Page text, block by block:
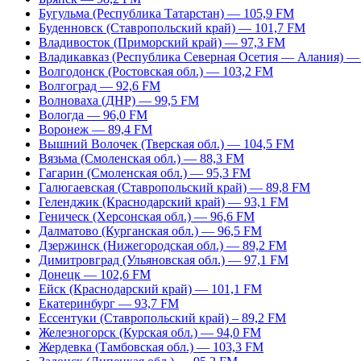
Бугульма (Республика Татарстан) — 105,9 FM
Буденновск (Ставропольский край) — 101,7 FM
Владивосток (Приморский край) — 97,3 FM
Владикавказ (Республика Северная Осетия — Алания)
Волгодонск (Ростовская обл.) — 103,2 FM
Волгоград — 92,6 FM
Волноваха (ДНР) — 99,5 FM
Вологда — 96,0 FM
Воронеж — 89,4 FM
Вышний Волочек (Тверская обл.) — 104,5 FM
Вязьма (Смоленская обл.) — 88,3 FM
Гагарин (Смоленская обл.) — 95,3 FM
Галюгаевская (Ставропольский край) — 89,8 FM
Геленджик (Краснодарский край) — 93,1 FM
Геническ (Херсонская обл.) — 96,6 FM
Далматово (Курганская обл.) — 96,5 FM
Дзержинск (Нижегородская обл.) — 89,2 FM
Димитровград (Ульяновская обл.) — 97,1 FM
Донецк — 102,6 FM
Ейск (Краснодарский край) — 101,1 FM
Екатеринбург — 93,7 FM
Ессентуки (Ставропольский край) – 89,2 FM
Железногорск (Курская обл.) — 94,0 FM
Жердевка (Тамбовская обл.) — 103,3 FM